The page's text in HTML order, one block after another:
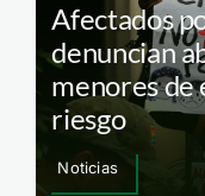
Afectados
denuncian
menores de
riesgo
Noticias